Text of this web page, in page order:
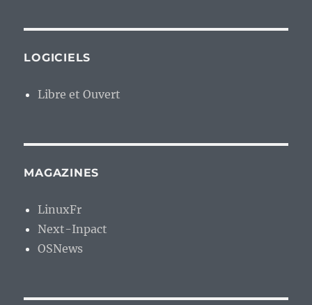
LOGICIELS
Libre et Ouvert
MAGAZINES
LinuxFr
Next-Inpact
OSNews